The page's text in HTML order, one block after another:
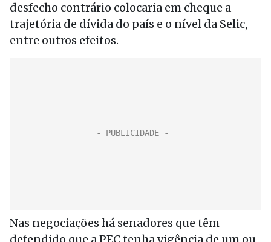
desfecho contrário colocaria em cheque a
trajetória de dívida do país e o nível da Selic,
entre outros efeitos.
Nas negociações há senadores que têm